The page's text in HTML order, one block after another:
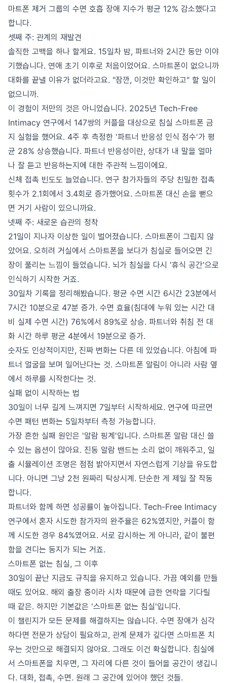
마트폰 제거 그룹의 수면 호흡 장애 지수가 평균 12% 감소했다고
합니다.
셋째 주: 관계의 재발견
솔직한 고백을 하나 할게요. 15일차 밤, 파트너와 2시간 동안 이야
기했습니다. 연애 초기 이후로 처음이었어요. 스마트폰이 없으니까
대화를 끝낼 이유가 없더라고요. "잠깐, 이것만 확인하고" 할 일이
없으니까.
이 경험이 저만의 것은 아니었습니다. 2025년 Tech-Free
Intimacy 연구에서 147쌍의 커플을 대상으로 침실 스마트폰 금
지 실험을 했어요. 4주 후 측정한 '파트너 반응성 인식 점수'가 평
균 28% 상승했습니다. 파트너 반응성이란, 상대가 내 말을 얼마
나 잘 듣고 반응하는지에 대한 주관적 느낌이에요.
신체 접촉 빈도도 늘었습니다. 연구 참가자들의 주당 친밀한 접촉
횟수가 2.1회에서 3.4회로 증가했어요. 스마트폰 대신 손을 뻗으
면 거기 사람이 있으니까요.
넷째 주: 새로운 습관의 정착
21일이 지나자 이상한 일이 벌어졌습니다. 스마트폰이 그립지 않
았어요. 오히려 거실에서 스마트폰을 보다가 침실로 들어오면 긴
장이 풀리는 느낌이 들었습니다. 뇌가 침실을 다시 '휴식 공간'으로
인식하기 시작한 거죠.
30일차 기록을 정리해봤습니다. 평균 수면 시간 6시간 23분에서
7시간 10분으로 47분 증가. 수면 효율(침대에 누워 있는 시간 대
비 실제 수면 시간) 76%에서 89%로 상승. 파트너와 취침 전 대
화 시간 하루 평균 4분에서 19분으로 증가.
숫자도 인상적이지만, 진짜 변화는 다른 데 있었습니다. 아침에 파
트너 얼굴을 보며 일어난다는 것. 스마트폰 알림이 아니라 사람 옆
에서 하루를 시작한다는 것.
실패 없이 시작하는 법
30일이 너무 길게 느껴지면 7일부터 시작하세요. 연구에 따르면
수면 패턴 변화는 5일차부터 측정 가능합니다.
가장 흔한 실패 원인은 '알람 핑계'입니다. 스마트폰 알람 대신 쓸
수 있는 옵션이 많아요. 진동 알람 밴드는 소리 없이 깨워주고, 일
출 시뮬레이션 조명은 점점 밝아지면서 자연스럽게 기상을 유도합
니다. 아니면 그냥 2천 원짜리 탁상시계. 단순한 게 제일 잘 작동
합니다.
파트너와 함께 하면 성공률이 높아집니다. Tech-Free Intimacy
연구에서 혼자 시도한 참가자의 완주율은 62%였지만, 커플이 함
께 시도한 경우 84%였어요. 서로 감시하는 게 아니라, 같이 불편
함을 견디는 동지가 되는 거죠.
스마트폰 없는 침실, 그 이후
30일이 끝난 지금도 규칙을 유지하고 있습니다. 가끔 예외를 만들
때도 있어요. 해외 출장 중이라 시차 때문에 급한 연락을 기다릴
때 같은. 하지만 기본값은 '스마트폰 없는 침실'입니다.
이 챌린지가 모든 문제를 해결하지는 않습니다. 수면 장애가 심각
하다면 전문가 상담이 필요하고, 관계 문제가 깊다면 스마트폰 치
우는 것만으로 해결되지 않아요. 그래도 이건 확실합니다. 침실에
서 스마트폰을 치우면, 그 자리에 다른 것이 들어올 공간이 생깁니
다. 대화, 접촉, 수면. 원래 그 공간에 있어야 했던 것들.